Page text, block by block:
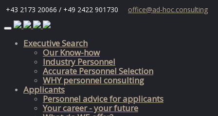
+43 2173 20066 / +49 2422 901730
office@ad-hoc.consulting
Skip
contentExecutive Search
Our Know-how
Industry Personnel
Accurate Personnel Selection
WHY personnel consulting
Applicants
Personnel advice for applicants
Your career - your future